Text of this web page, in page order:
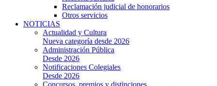
Reclamación judicial de honorarios
Otros servicios
NOTICIAS
Actualidad y Cultura
Nueva categoría desde 2026
Administración Pública
Desde 2026
Notificaciones Colegiales
Desde 2026
Concursos, premios y distinciones